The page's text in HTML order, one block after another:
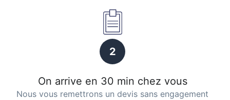
2
On arrive en 30 min chez vous
Nous vous remettrons un devis sans engagement